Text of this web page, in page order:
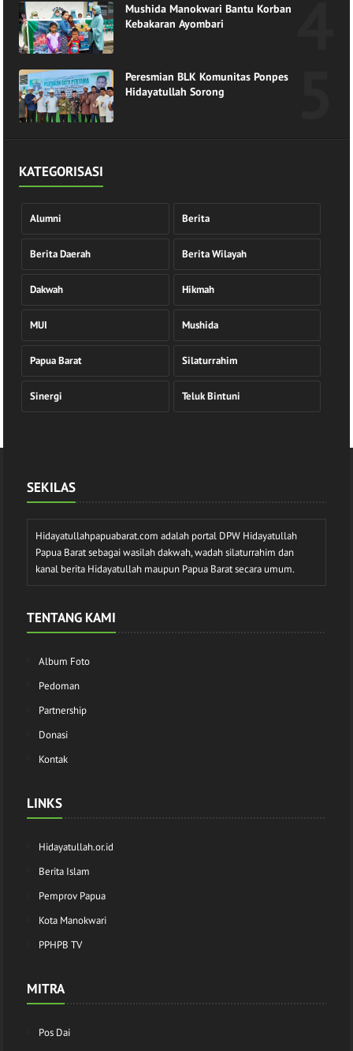
Mushida Manokwari Bantu Korban
Kebakaran Ayombari
Peresmian BLK Komunitas Ponpes
Hidayatullah Sorong
KATEGORISASI
Alumni Berita
Berita Daerah Berita Wilayah
Dakwah Hikmah
MUI Mushida
Papua Barat Silaturrahim
Sinergi Teluk Bintuni
SEKILAS
Hidayatullahpapuabarat.com adalah portal DPW Hidayatullah
Papua Barat sebagai wasilah dakwah, wadah silaturrahim dan
kanal berita Hidayatullah maupun Papua Barat secara umum.
TENTANG KAMI
Album Foto
Pedoman
Partnership
Donasi
Kontak
LINKS
Hidayatullah.or.id
Berita Islam
Pemprov Papua
Kota Manokwari
PPHPB TV
MITRA
Pos Dai